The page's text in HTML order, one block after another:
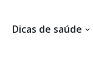
Dicas de saúde